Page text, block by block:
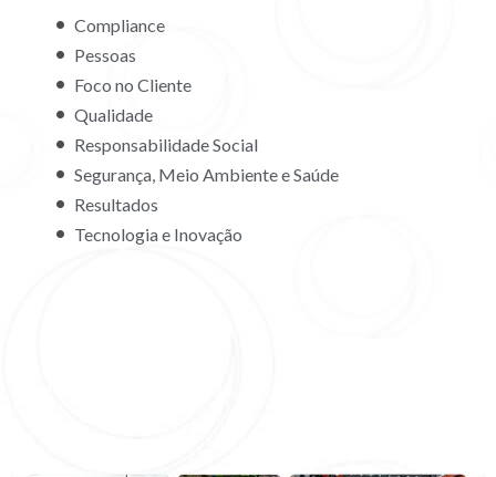
Compliance
Pessoas
Foco no Cliente
Qualidade
Responsabilidade Social
Segurança, Meio Ambiente e Saúde
Resultados
Tecnologia e Inovação